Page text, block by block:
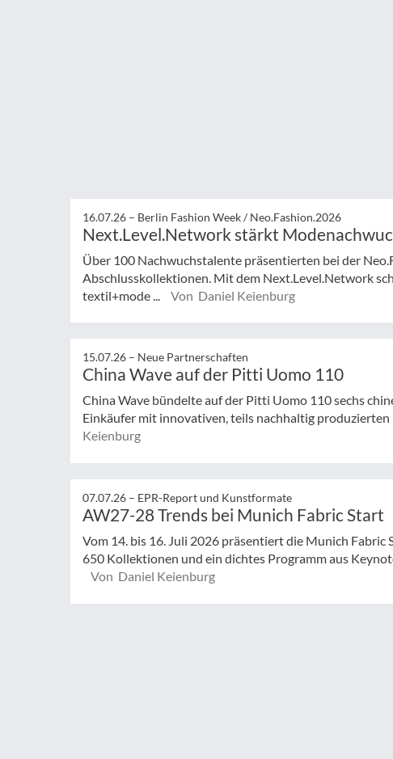
16.07.26 – Berlin Fashion Week / Neo.Fashion.2026
Next.Level.Network stärkt
Über 100 Nachwuchstalente präsentierten bei der
Abschlusskollektionen. Mit dem Next.Level.Network
textil+mode ...
Von Daniel Keienburg
15.07.26 – Neue Partnerschaften
China Wave auf der Pitti Uomo 110
China Wave bündelte auf der Pitti Uomo 110 sechs
Einkäufer mit innovativen, teils nachhaltig produzierten
Keienburg
07.07.26 – EPR-Report und Kunstformate
AW27-28 Trends bei Munich Fabric Start
Vom 14. bis 16. Juli 2026 präsentiert die Munich
650 Kollektionen und ein dichtes Programm aus
Von Daniel Keienburg